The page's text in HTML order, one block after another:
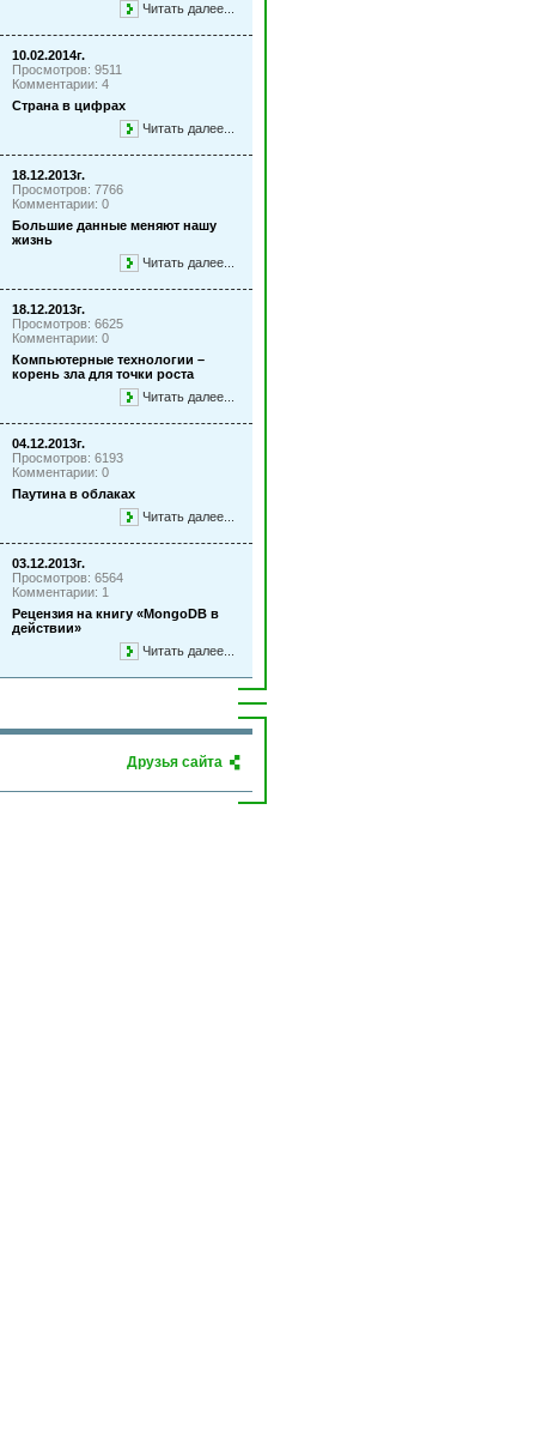
Читать далее...
10.02.2014г.
Просмотров: 9511
Комментарии: 4
Страна в цифрах
Читать далее...
18.12.2013г.
Просмотров: 7766
Комментарии: 0
Большие данные меняют нашу
жизнь
Читать далее...
18.12.2013г.
Просмотров: 6625
Комментарии: 0
Компьютерные технологии –
корень зла для точки роста
Читать далее...
04.12.2013г.
Просмотров: 6193
Комментарии: 0
Паутина в облаках
Читать далее...
03.12.2013г.
Просмотров: 6564
Комментарии: 1
Рецензия на книгу «MongoDB в
действии»
Читать далее...
Друзья сайта